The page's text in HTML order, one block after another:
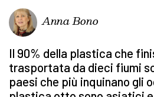
Anna Bono
Il 90% della plastica che
trasportata da dieci fiumi
paesi che più inquinano gli